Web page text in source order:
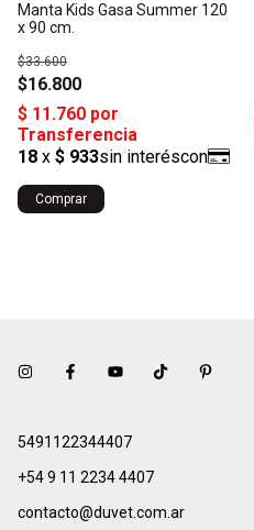
Manta Kids Gasa Summer 120
x 90 cm.
$16.800
$33.600
Comprar
5491122344407
+54 9 11 2234 4407
contacto@duvet.com.ar